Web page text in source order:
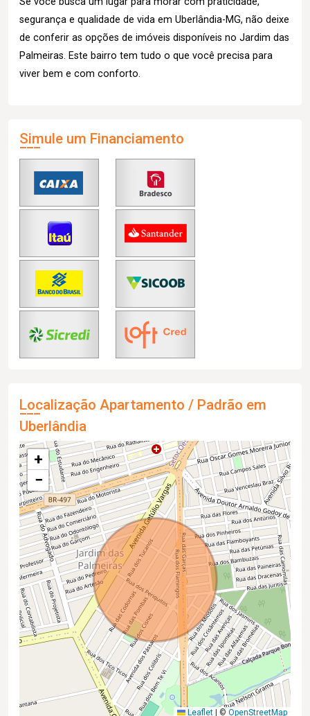
segurança e qualidade de vida em Uberlândia-MG, não deixe
de conferir as opções de imóveis disponíveis no Jardim das
Palmeiras. Este bairro tem tudo o que você precisa para
viver bem e com conforto.
Simule um Financiamento
Localização Apartamento / Padrão em
Uberlândia
+
−
Leaflet © OpenStreetMap